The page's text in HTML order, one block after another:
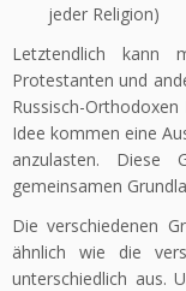
jeder Religion)
Letztendlich kann
Protestanten und
Russisch-
Idee kommen eine
anzulasten. Diese
gemeinsamen
Die verschiedenen
ähnlich wie die
unterschiedlich aus.